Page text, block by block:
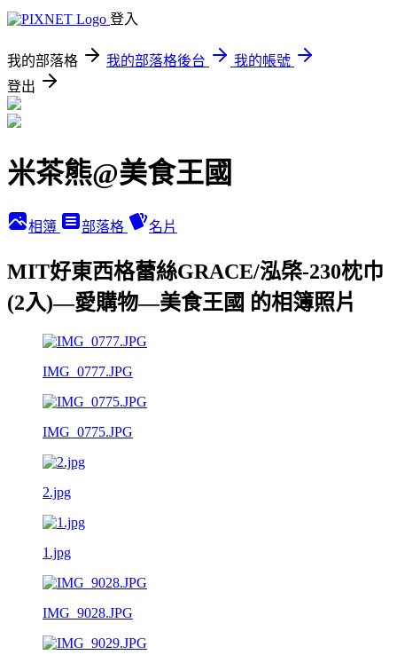
登入
我的部落格 我的部落格後台
我的帳號
登出
米茶熊@美食王國
相簿 部落格 名片
MIT好東西格蕾絲GRACE/泓棨-230枕巾
(2入)—愛購物—美食王國 的相簿照片
IMG_0777.JPG
IMG_0775.JPG
2.jpg
1.jpg
IMG_9028.JPG